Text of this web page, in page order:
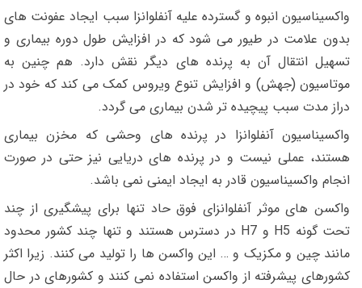
واکسیناسیون انبوه و گسترده علیه آنفلوانزا سبب ایجاد عفونت های
بدون علامت در طیور می شود که در افزایش طول دوره بیماری و
تسهیل انتقال آن به پرنده های دیگر نقش دارد. هم چنین به
موتاسیون (جهش) و افزایش تنوع ویروس کمک می کند که خود در
دراز مدت سبب پیچیده تر شدن بیماری می گردد.
واکسیناسیون آنفلوانزا در پرنده های وحشی که مخزن بیماری
هستند، عملی نیست و در پرنده های دریایی نیز حتی در صورت
انجام واکسیناسیون قادر به ایجاد ایمنی نمی باشد.
واکسن های موثر آنفلوانزای فوق حاد تنها برای پیشگیری از چند
تحت گونه H5 و H7 در دسترس هستند و تنها چند کشور محدود
مانند چین و مکزیک و … این واکسن ها را تولید می کنند. زیرا اکثر
کشورهای پیشرفته از واکسن استفاده نمی کنند و کشورهای در حال